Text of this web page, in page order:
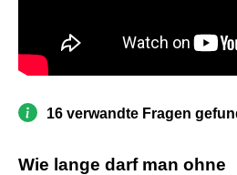
16 verwandte Fragen
Wie lange darf man ohne